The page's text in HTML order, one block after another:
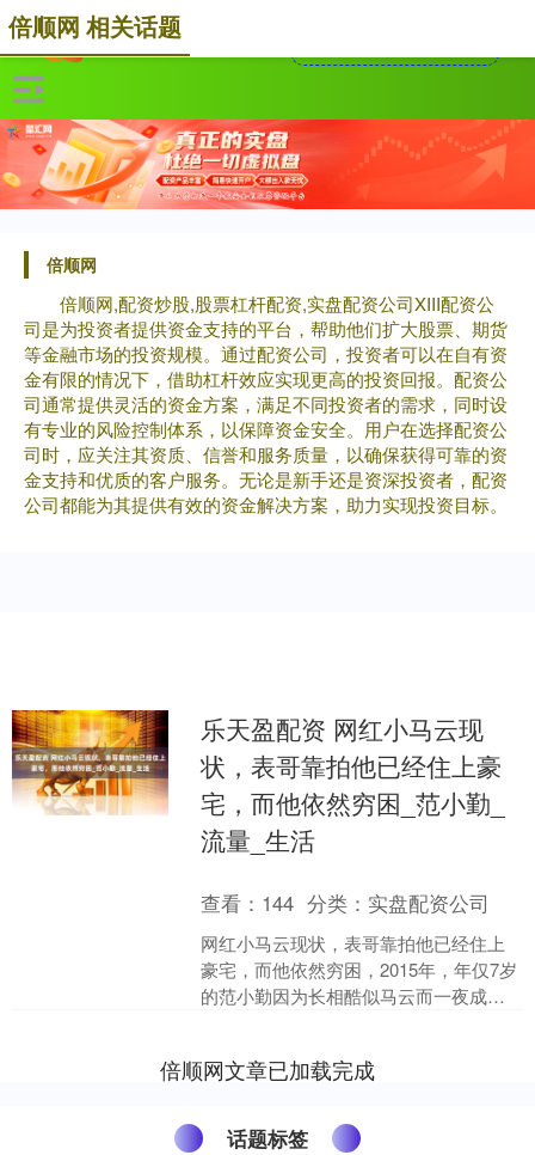
倍顺网
倍顺网,配资炒股,股票杠杆配资,实盘配资公司XIII‌配资公
司是为投资者提供资金支持的平台，帮助他们扩大股票、期货
等金融市场的投资规模。通过配资公司，投资者可以在自有资
金有限的情况下，借助杠杆效应实现更高的投资回报。配资公
司通常提供灵活的资金方案，满足不同投资者的需求，同时设
有专业的风险控制体系，以保障资金安全。用户在选择配资公
司时，应关注其资质、信誉和服务质量，以确保获得可靠的资
金支持和优质的客户服务。无论是新手还是资深投资者，配资
公司都能为其提供有效的资金解决方案，助力实现投资目标。
倍顺网 相关话题
乐天盈配资 网红小马云现
状，表哥靠拍他已经住上豪
宅，而他依然穷困_范小勤_
流量_生活
查看： 144 分类： 实盘配资公司
网红小马云现状，表哥靠拍他已经住上
豪宅，而他依然穷困，2015年，年仅7岁
的范小勤因为长相酷似马云而一夜成
倍顺网文章已加载完成
话题标签